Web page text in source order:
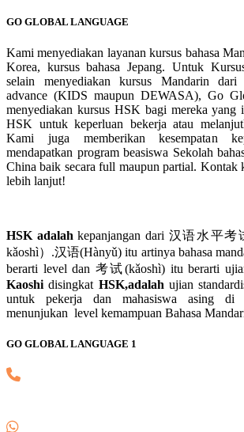
GO GLOBAL LANGUAGE
Kami menyediakan layanan kursus bahasa
Korea, kursus bahasa Jepang. Untuk
selain menyediakan kursus Mandarin
advance (KIDS maupun DEWASA), Go
menyediakan kursus HSK bagi mereka yang
HSK untuk keperluan bekerja atau
Kami juga memberikan kesempatan
mendapatkan program beasiswa Sekolah
China baik secara full maupun partial. Kontak
lebih lanjut!
HSK adalah kepanjangan dari 汉语水平考
kǎoshì）.汉语(Hànyǔ) itu artinya bahasa
berarti level dan 考试(kǎoshì) itu berarti
Kaoshi disingkat HSK,adalah ujian
untuk pekerja dan mahasiswa asing
menunjukan level kemampuan Bahasa
GO GLOBAL LANGUAGE 1